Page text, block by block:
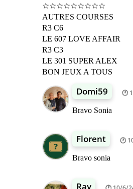
☆☆☆☆☆☆☆☆☆
AUTRES COURSES
R3 C6
LE 607 LOVE AFFAIR
R3 C3
LE 301 SUPER ALEX
BON JEUX A TOUS
Domi59
Bravo Sonia
Florent
Bravo sonia
Ray